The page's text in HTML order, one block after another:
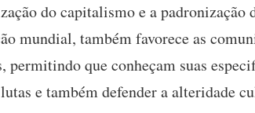
do capitalismo e a padronização
mundial, também favorece as
permitindo que conheçam suas
e também defender a alteridade